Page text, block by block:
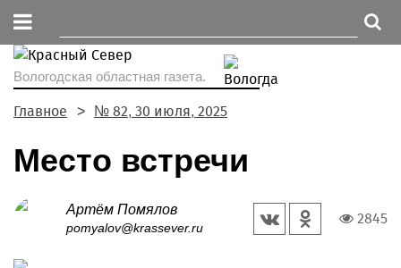
Вологодская областная газета.
Главное № 82, 30 июля, 2025
Место встречи
Артём Помялов
pomyalov@krassever.ru
2845